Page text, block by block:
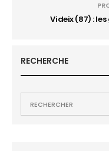
Videix (87) :
RECHERCHE